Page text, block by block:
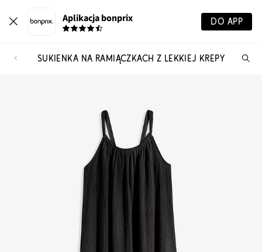
Aplikacja bonprix DO APP
SUKIENKA NA RAMIĄCZKACH Z LEKKIEJ KREPY